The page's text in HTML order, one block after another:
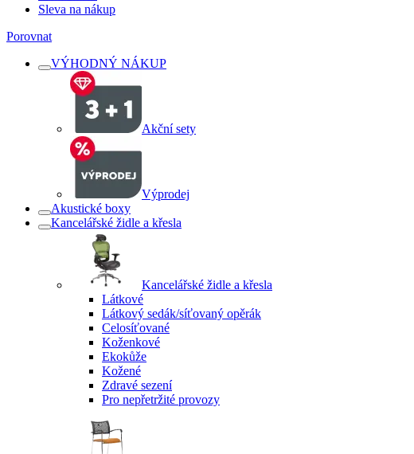
Sleva na nákup
Porovnat
VÝHODNÝ NÁKUP
Akční sety
Výprodej
Akustické boxy
Kancelářské židle a křesla
Kancelářské židle a křesla
Látkové
Látkový sedák/síťovaný opěrák
Celosíťované
Koženkové
Ekokůže
Kožené
Zdravé sezení
Pro nepřetržité provozy